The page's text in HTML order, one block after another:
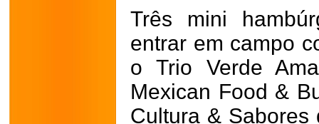
Três mini
entrar em campo
o Trio Verde
Mexican Food &
Cultura & Sabores